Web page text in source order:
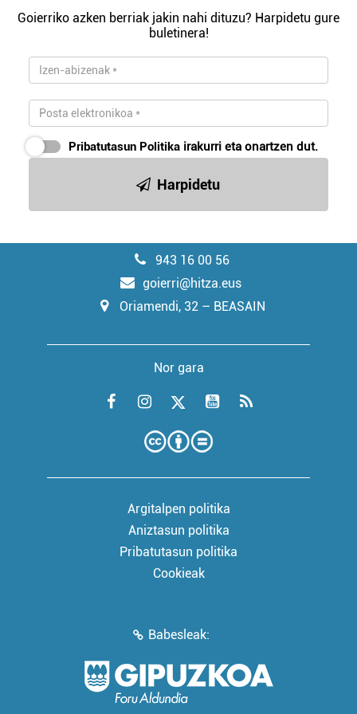
Goierriko azken berriak jakin nahi dituzu? Harpidetu gure
buletinera!
Pribatutasun Politika irakurri eta onartzen dut.
Harpidetu
943 16 00 56
goierri@hitza.eus
Oriamendi, 32 – BEASAIN
Nor gara
Argitalpen politika
Aniztasun politika
Pribatutasun politika
Cookieak
Babesleak: